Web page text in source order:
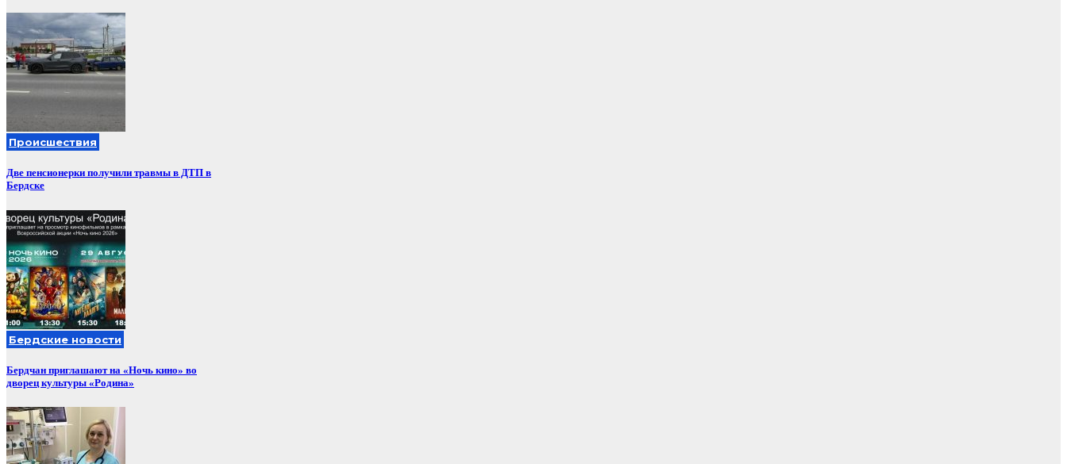
Происшествия
Две пенсионерки получили травмы в ДТП в
Бердске
Бердские новости
Бердчан приглашают на «Ночь кино» во
дворец культуры «Родина»